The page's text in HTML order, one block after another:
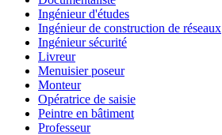
Ingénieur d'études
Ingénieur de construction de réseaux
Ingénieur sécurité
Livreur
Menuisier poseur
Monteur
Opératrice de saisie
Peintre en bâtiment
Professeur